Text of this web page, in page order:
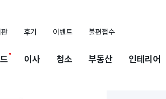
후기 이벤트 불편접수
이사 청소 부동산 인테리어